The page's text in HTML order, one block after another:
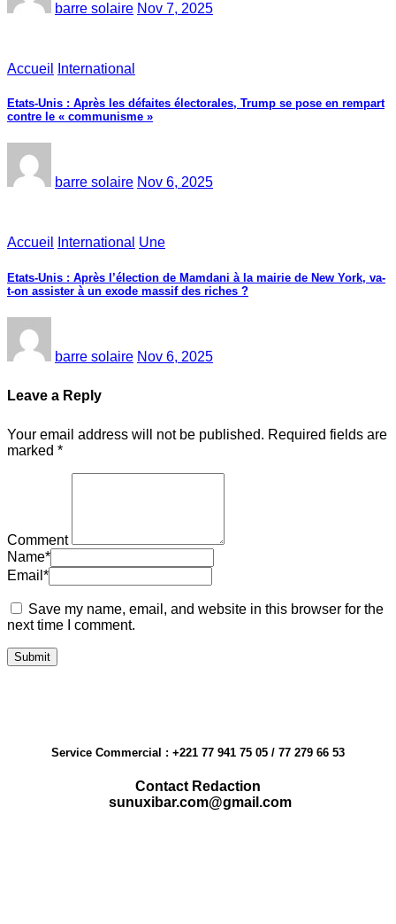
barre solaire Nov 7, 2025
Accueil International
Etats-Unis : Après les défaites électorales, Trump se pose en rempart
contre le « communisme »
barre solaire Nov 6, 2025
Accueil International Une
Etats-Unis : Après l’élection de Mamdani à la mairie de New York, va-
t-on assister à un exode massif des riches ?
barre solaire Nov 6, 2025
Leave a Reply
Your email address will not be published. Required fields are
marked *
Comment
Name*
Email *
Save my name, email, and website in this browser for the
next time I comment.
Service Commercial : +221 77 941 75 05 / 77 279 66 53
Contact Redaction
sunuxibar.com@gmail.com